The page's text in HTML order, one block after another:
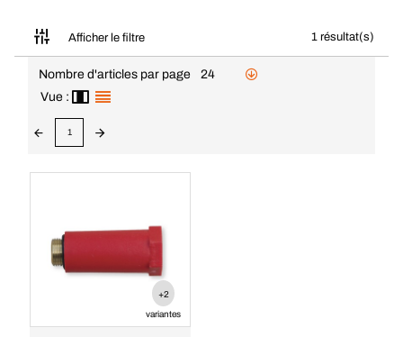
Afficher le filtre 1 résultat(s)
Nombre d'articles par page
24
Vue :
1
+2
variantes